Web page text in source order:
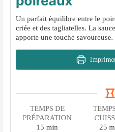
Un parfait équilibre entre le
criée et des tagliatelles. La
apporte une touche savoureuse.
TEMPS DE
PRÉPARATION
15 minutes
min
25